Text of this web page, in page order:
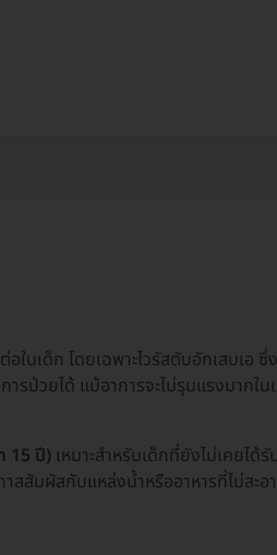
เด็ก โดยเฉพาะไวรัสตับอักเสบเอ ซึ่
รป่วยได้ แม้อาการจะไม่รุนแรงมาก
15 ปี) เหมาะสำหรับเด็กที่ยังไม่เคยได้
สสัมผัสกับแหล่งน้ำหรืออาหารที่ไม่สะ